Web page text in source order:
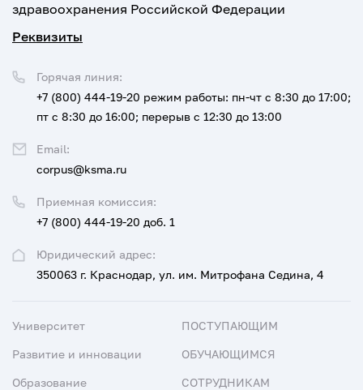
здравоохранения Российской Федерации
Реквизиты
Юридический адрес:
350063 г. Краснодар, ул. им. Митрофана Седина, 4
Приемная комиссия:
+7 (800) 444-19-20 доб. 1
Горячая линия:
+7 (800) 444-19-20 режим работы: пн-чт с 8:30 до 17:00;
пт с 8:30 до 16:00; перерыв с 12:30 до 13:00
Email:
corpus@ksma.ru
Университет
Развитие и инновации
Образование
ПОСТУПАЮЩИМ
ОБУЧАЮЩИМСЯ
СОТРУДНИКАМ